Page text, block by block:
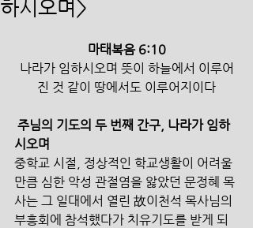
하시오며>
마태복음 6:10
나라가 임하시오며 뜻이 하늘에서 이루어
진 것 같이 땅에서도 이루어지이다
주님의 기도의 두 번째 간구, 나라가 임하
시오며
중학교 시절, 정상적인 학교생활이 어려울
만큼 심한 악성 관절염을 앓았던 문정혜 목
사는 그 일대에서 열린 故이천석 목사님의
부흥회에 참석했다가 치유기도를 받게 되